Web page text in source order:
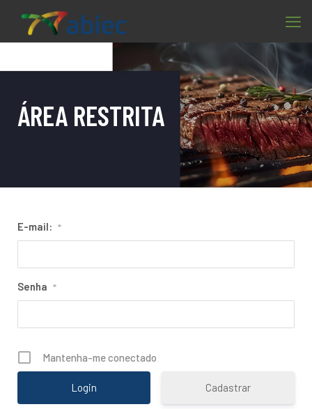
ÁREA RESTRITA
E-mail: *
Senha *
Mantenha-me conectado
Cadastrar